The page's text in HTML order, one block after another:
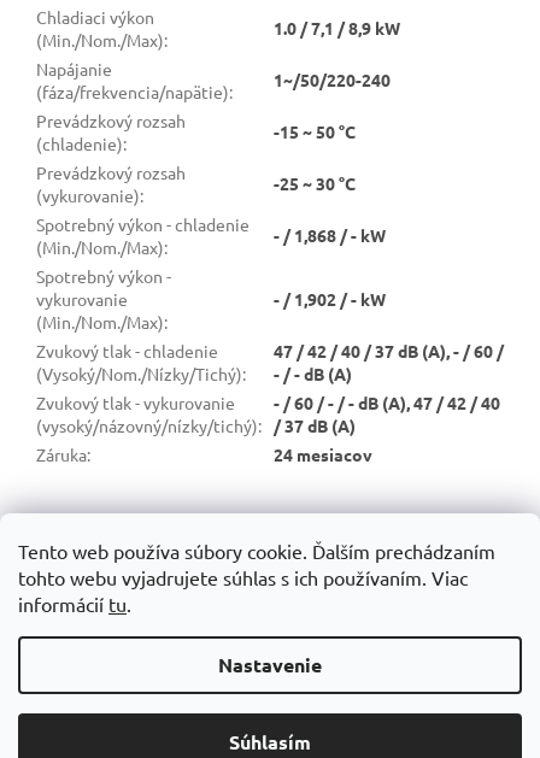
Tento web používa súbory cookie. Ďalším prechádzaním
tohto webu vyjadrujete súhlas s ich používaním. Viac
informácií tu.
Nastavenie
Súhlasím
Chladiaci výkon
(Min./Nom./Max):
1.0 / 7,1 / 8,9 kW
Napájanie
(fáza/frekvencia/napätie):
1~/50/220-240
Prevádzkový rozsah
(chladenie):
-15 ~ 50 °C
Prevádzkový rozsah
(vykurovanie):
-25 ~ 30 °C
Spotrebný výkon - chladenie
(Min./Nom./Max):
- / 1,868 / - kW
Spotrebný výkon -
vykurovanie
(Min./Nom./Max):
- / 1,902 / - kW
Zvukový tlak - chladenie
(Vysoký/Nom./Nízky/Tichý):
47 / 42 / 40 / 37 dB (A), - / 60 /
- / - dB (A)
Zvukový tlak - vykurovanie
(vysoký/názovný/nízky/tichý):
- / 60 / - / - dB (A), 47 / 42 / 40
/ 37 dB (A)
Záruka: 24 mesiacov
Z
Obchodné podmienky Ochrana osobných údajov
Možnosti dopravy a platby Reklamačné podmienky
Pozáručný servis
SHARK.SK. Všetky práva vyhradené.